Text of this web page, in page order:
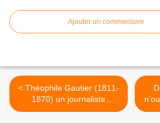
Ajouter un commentaire
< Théophile Gautier (1811-
1870) un journaliste
connaissant la piste